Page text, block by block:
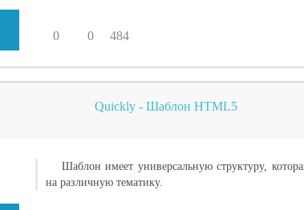
0 0 484
Quickly - Шаблон HTML5
Шаблон имеет универсальную структуру,
на различную тематику.